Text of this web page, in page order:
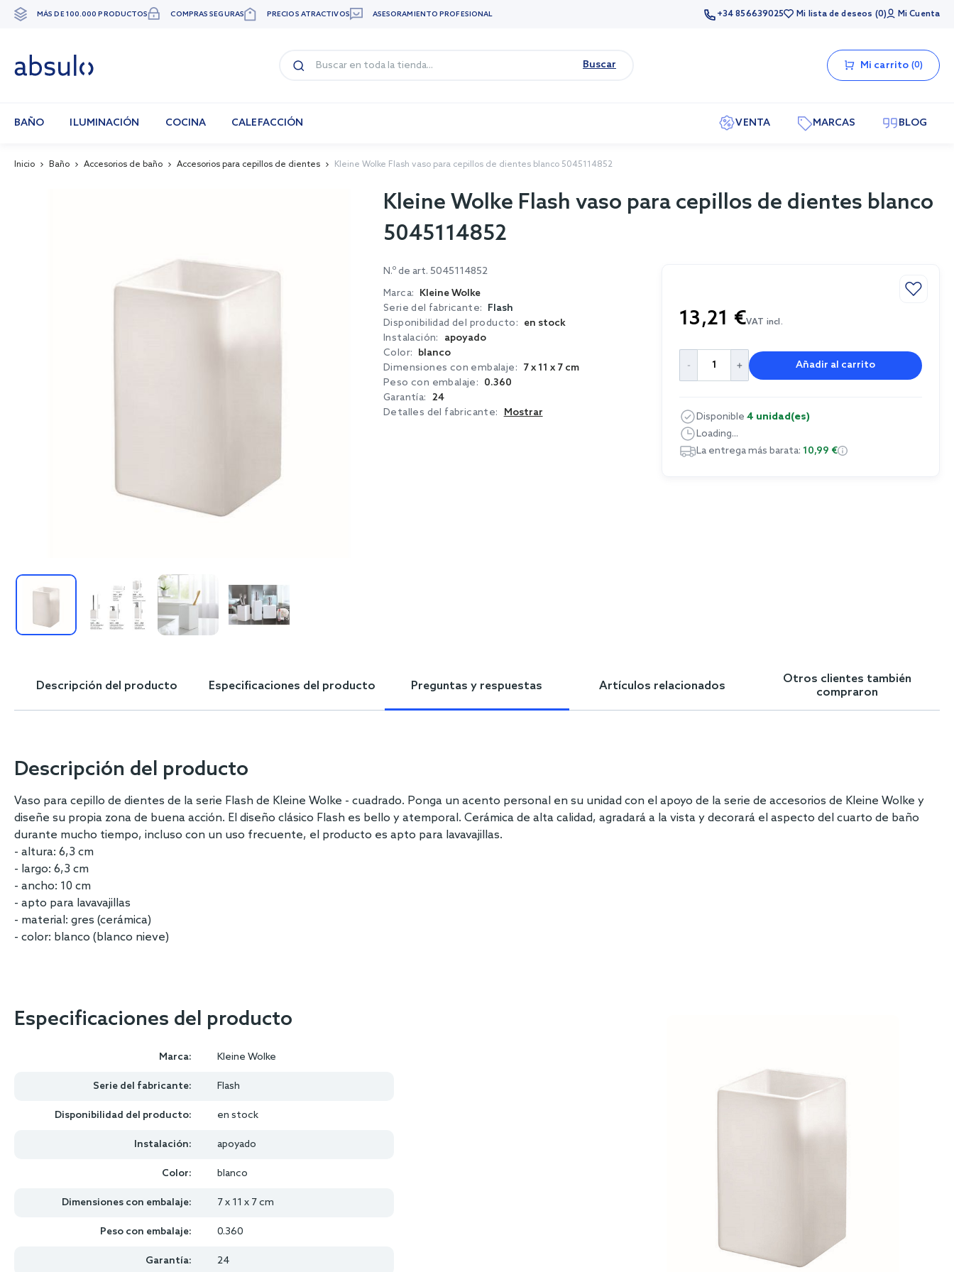
Ir
MÁS DE 100.000 PRODUCTOS COMPRAS SEGURAS PRECIOS ATRACTIVOS ASESORAMIENTO PROFESIONAL +34 856639025 Mi lista de deseos 0 Mi Cuenta
Buscar Mi carrito 0
BAÑO ILUMINACIÓN COCINA CALEFACCIÓN VENTA MARCAS BLOG
Inicio Baño Accesorios de baño Accesorios para cepillos de dientes Kleine Wolke Flash vaso para cepillos de dientes blanco 5045114852
beginning
Kleine Wolke Flash vaso para cepillos de dientes blanco
5045114852
N.º de art. 5045114852
Marca: Kleine Wolke
Serie del fabricante: Flash
Disponibilidad del producto: en stock
Instalación:
apoyado
Color: blanco
Dimensiones con embalaje: 7 x 11 x 7 cm
Peso con embalaje: 0.360
Garantía: 24
Detalles del fabricante:
Mostrar
13,21 €VAT incl.
Añadir al carrito
Disponible 4 unidad(es)
Loading...
La entrega más barata: 10,99 €
Descripción del producto Especificaciones del producto Preguntas y respuestas Artículos relacionados
Otros clientes también
compraron
Descripción del producto
Vaso para cepillo de dientes de la serie Flash de Kleine Wolke - cuadrado. Ponga un acento personal en su unidad con el apoyo de la serie de accesorios de Kleine Wolke y
diseñe su propia zona de buena acción. El diseño clásico Flash es bello y atemporal. Cerámica de alta calidad, agradará a la vista y decorará el aspecto del cuarto de baño
durante mucho tiempo, incluso con un uso frecuente, el producto es apto para lavavajillas.
- altura: 6,3 cm
- largo: 6,3 cm
- ancho: 10 cm
- apto para lavavajillas
- material: gres (cerámica)
- color: blanco (blanco nieve)
Especificaciones del producto
Marca: Kleine Wolke
Serie del fabricante: Flash
Disponibilidad del producto: en stock
Instalación: apoyado
Color: blanco
Dimensiones con embalaje: 7 x 11 x 7 cm
Peso con embalaje: 0.360
Garantía: 24